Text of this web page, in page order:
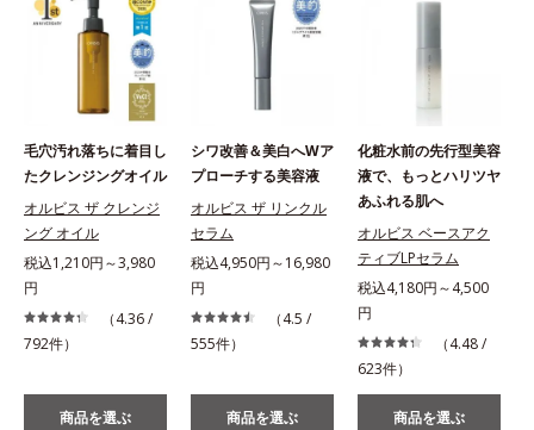
毛穴汚れ落ちに着目し
たクレンジングオイル
オルビス ザ クレンジ
ング オイル
税込1,210円～3,980
円
（4.36 /
792件）
商品を選ぶ
シワ改善＆美白へWア
プローチする美容液
オルビス ザ リンクル
セラム
税込4,950円～16,980
円
（4.5 /
555件）
商品を選ぶ
化粧水前の先行型美容
液で、もっとハリツヤ
あふれる肌へ
オルビス ベースアク
ティブLPセラム
税込4,180円～4,500
円
（4.48 /
623件）
商品を選ぶ